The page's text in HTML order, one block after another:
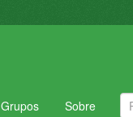
Grupos Sobre